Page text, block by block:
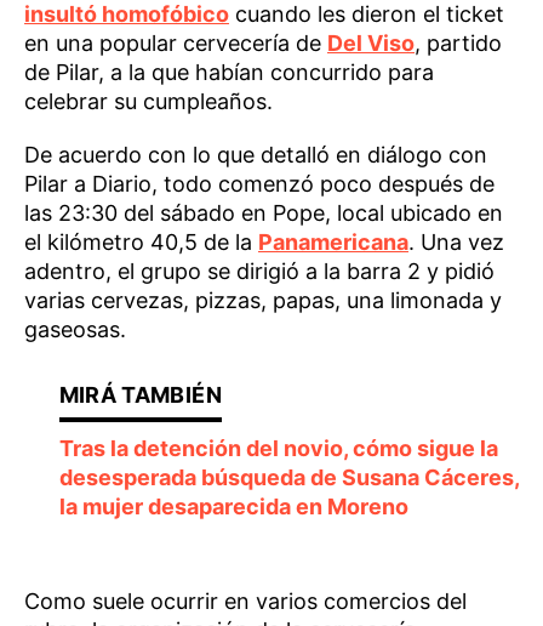
insultó homofóbico cuando les dieron el ticket
en una popular cervecería de Del Viso, partido
de Pilar, a la que habían concurrido para
celebrar su cumpleaños.
De acuerdo con lo que detalló en diálogo con
Pilar a Diario, todo comenzó poco después de
las 23:30 del sábado en Pope, local ubicado en
el kilómetro 40,5 de la Panamericana. Una vez
adentro, el grupo se dirigió a la barra 2 y pidió
varias cervezas, pizzas, papas, una limonada y
gaseosas.
Tras la detención del novio, cómo sigue la
desesperada búsqueda de Susana Cáceres,
la mujer desaparecida en Moreno
Como suele ocurrir en varios comercios del